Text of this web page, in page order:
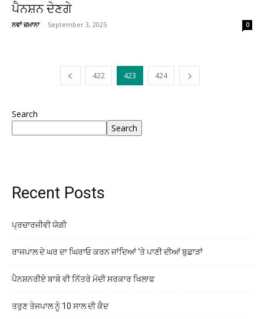
ਪੈਨਸ਼ਨ ਦੇਣਗੇ
ਨਵਾਂ ਜ਼ਮਾਨਾ - September 3, 2025 0
422 423 424
Search
Search
Recent Posts
ਪ੍ਰਚਾਰਜੀਵੀ ਯੋਗੀ
ਰਾਜਪਾਲ ਦੇ ਘਰ ਦਾ ਘਿਰਾਓ ਕਰਨ ਜਾਂਦਿਆਂ ‘ਤੇ ਪਾਣੀ ਦੀਆਂ ਬੁਛਾੜਾਂ
ਪੈਨਸ਼ਨਰੀਏ ਬਾਬੇ ਵੀ ਨਿੱਤਰੇ ਮੋਦੀ ਸਰਕਾਰ ਖਿਲਾਫ
ਤਰੁਣ ਤੇਜਪਾਲ ਨੂੰ 10 ਸਾਲ ਦੀ ਕੈਦ